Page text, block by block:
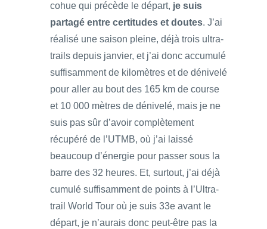
cohue qui précède le départ, je suis
partagé entre certitudes et doutes. J’ai
réalisé une saison pleine, déjà trois ultra-
trails depuis janvier, et j’ai donc accumulé
suffisamment de kilomètres et de dénivelé
pour aller au bout des 165 km de course
et 10 000 mètres de dénivelé, mais je ne
suis pas sûr d’avoir complètement
récupéré de l’UTMB, où j’ai laissé
beaucoup d’énergie pour passer sous la
barre des 32 heures. Et, surtout, j’ai déjà
cumulé suffisamment de points à l’Ultra-
trail World Tour où je suis 33e avant le
départ, je n’aurais donc peut-être pas la